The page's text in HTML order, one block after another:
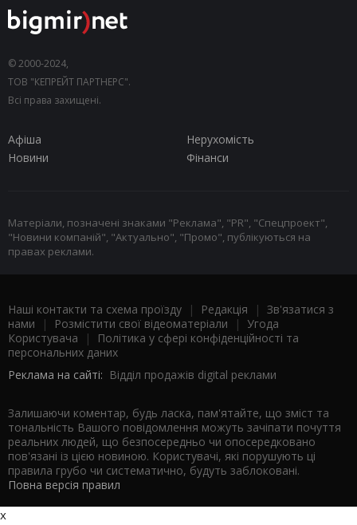
© 2000-2024,
ТОВ "КЕПРЕЙТ ПАРТНЕРС".
Всі права захищені.
Афіша
Нерухомість
Новини
Фінанси
Матеріали, позначені знаками "Реклама", "PR", "Спецпроект",
"Новини компаній", "Актуально", "Промо", публікуються на
правах реклами.
Наші контакти та схема проїзду | Редакція | Зв'язатися з
нами | Розмістити свої відеоматеріали | Угода
Користувача |
Політика у сфері конфіденційності та
персональних даних
Реклама на сайті: Відділ продажів digital реклами
Залишаючи коментар, будь ласка, пам'ятайте, що зміст та
тональність Вашого повідомлення можуть зачіпати почуття
реальних людей, що безпосередньо чи опосередковано
пов'язані із цією новиною. Користувачі, які порушують ці
правила грубо чи систематично, будуть заблоковані.
Повна версія правил
x